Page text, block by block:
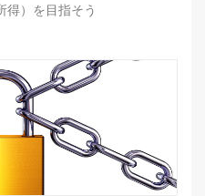
得）を目指そう